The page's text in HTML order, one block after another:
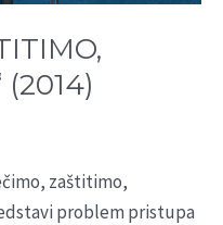
zaštitimo,
problem pristupa